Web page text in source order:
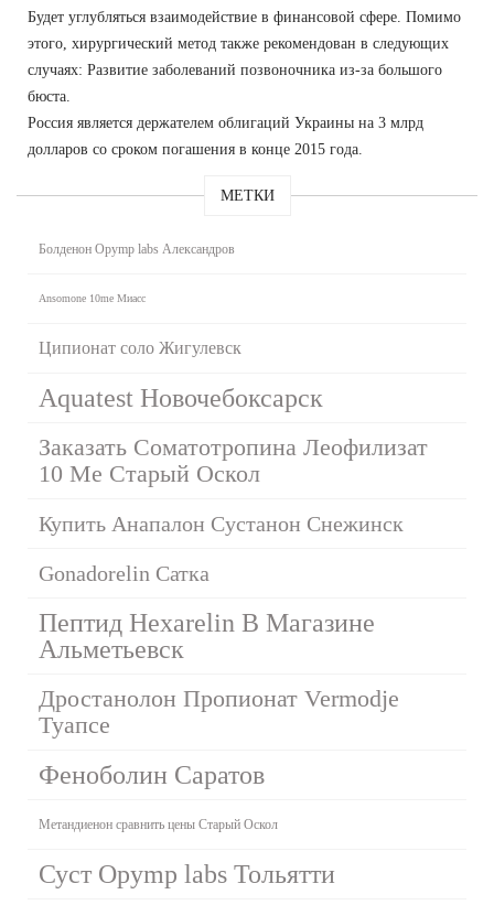
Будет углубляться взаимодействие в финансовой сфере. Помимо
этого, хирургический метод также рекомендован в следующих
случаях: Развитие заболеваний позвоночника из-за большого
бюста.
Россия является держателем облигаций Украины на 3 млрд
долларов со сроком погашения в конце 2015 года.
МЕТКИ
Болденон Opymp labs Александров
Ansomone 10me Миасс
Ципионат соло Жигулевск
Aquatest Новочебоксарск
Заказать Соматотропина Леофилизат
10 Me Старый Оскол
Купить Анапалон Сустанон Снежинск
Gonadorelin Сатка
Пептид Hexarelin В Магазине
Альметьевск
Дростанолон Пропионат Vermodje
Туапсе
Феноболин Саратов
Метандиенон сравнить цены Старый Оскол
Суст Opymp labs Тольятти